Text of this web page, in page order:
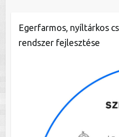
Egerfarmos, nyíltárkos
rendszer fejlesztése